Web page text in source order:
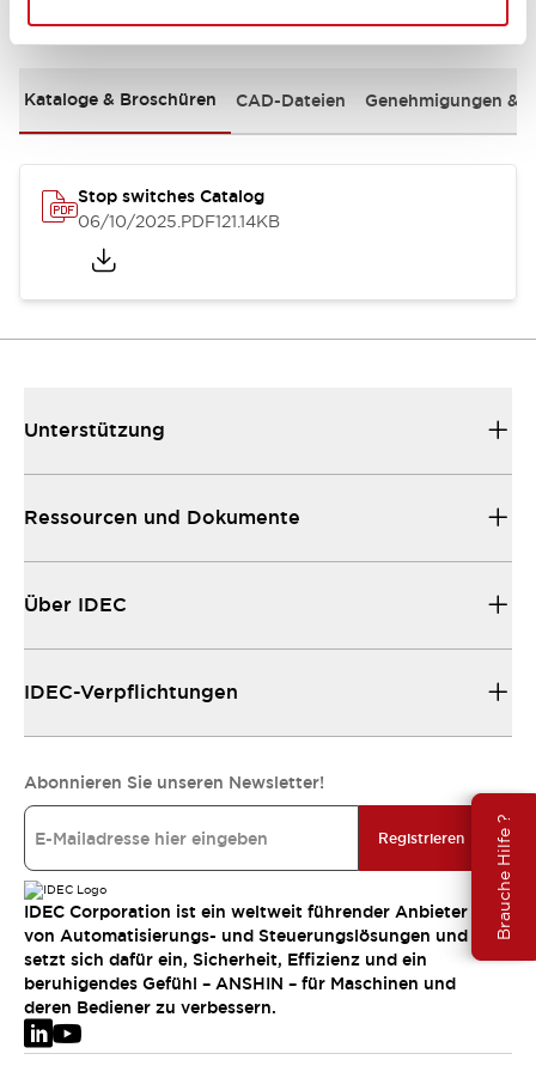
Brauche Hilfe ?
Dokumente und Dateien
Kataloge & Broschüren CAD-Dateien Genehmigungen &
Stop switches Catalog
06/10/2025.PDF121.14KB
Unterstützung
Ressourcen und Dokumente
Über IDEC
IDEC-Verpflichtungen
Abonnieren Sie unseren Newsletter!
Registrieren
IDEC Corporation ist ein weltweit führender Anbieter
von Automatisierungs- und Steuerungslösungen und
setzt sich dafür ein, Sicherheit, Effizienz und ein
beruhigendes Gefühl – ANSHIN – für Maschinen und
deren Bediener zu verbessern.